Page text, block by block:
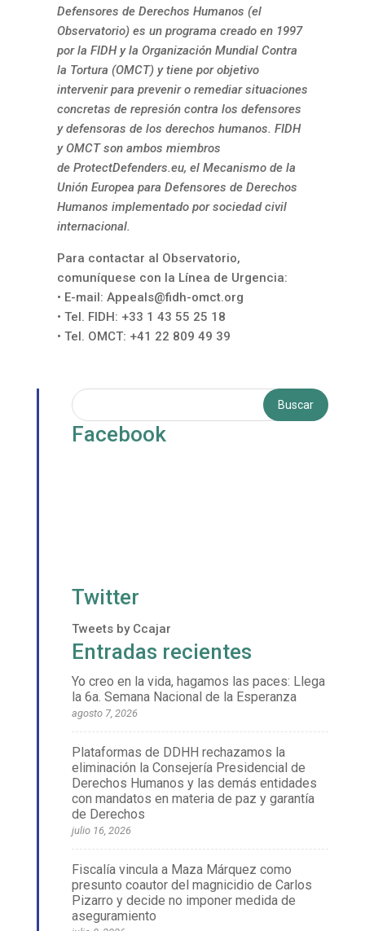
Defensores de Derechos Humanos (el
Observatorio) es un programa creado en 1997
por la FIDH y la Organización Mundial Contra
la Tortura (OMCT) y tiene por objetivo
intervenir para prevenir o remediar situaciones
concretas de represión contra los defensores
y defensoras de los derechos humanos. FIDH
y OMCT son ambos miembros
de ProtectDefenders.eu, el Mecanismo de la
Unión Europea para Defensores de Derechos
Humanos implementado por sociedad civil
internacional.
Para contactar al Observatorio,
comuníquese con la Línea de Urgencia:
• E-mail: Appeals@fidh-omct.org
• Tel. FIDH: +33 1 43 55 25 18
• Tel. OMCT: +41 22 809 49 39
Facebook
Twitter
Tweets by Ccajar
Entradas recientes
Yo creo en la vida, hagamos las paces: Llega
la 6a. Semana Nacional de la Esperanza
agosto 7, 2026
Plataformas de DDHH rechazamos la
eliminación la Consejería Presidencial de
Derechos Humanos y las demás entidades
con mandatos en materia de paz y garantía
de Derechos
julio 16, 2026
Fiscalía vincula a Maza Márquez como
presunto coautor del magnicidio de Carlos
Pizarro y decide no imponer medida de
aseguramiento